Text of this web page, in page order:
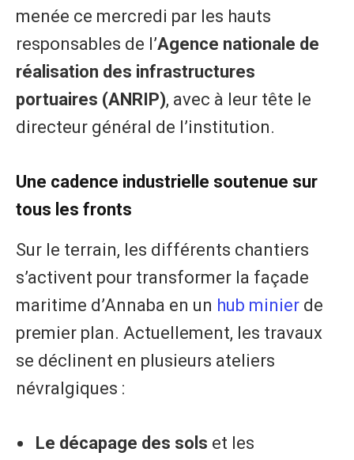
menée ce mercredi par les hauts
responsables de l’Agence nationale de
réalisation des infrastructures
portuaires (ANRIP), avec à leur tête le
directeur général de l’institution.
Une cadence industrielle soutenue sur
tous les fronts
Sur le terrain, les différents chantiers
s’activent pour transformer la façade
maritime d’Annaba en un hub minier de
premier plan. Actuellement, les travaux
se déclinent en plusieurs ateliers
névralgiques :
Le décapage des sols et les